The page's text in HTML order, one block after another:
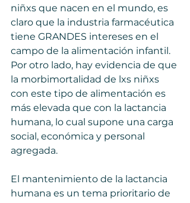
niñxs que nacen en el mundo, es
claro que la industria farmacéutica
tiene GRANDES intereses en el
campo de la alimentación infantil.
Por otro lado, hay evidencia de que
la morbimortalidad de lxs niñxs
con este tipo de alimentación es
más elevada que con la lactancia
humana, lo cual supone una carga
social, económica y personal
agregada.
El mantenimiento de la lactancia
humana es un tema prioritario de